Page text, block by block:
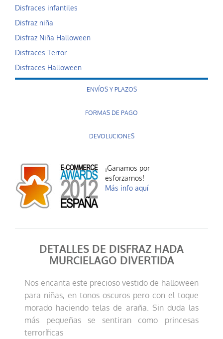
Disfraces infantiles
Disfraz niña
Disfraz Niña Halloween
Disfraces Terror
Disfraces Halloween
ENVÍOS Y PLAZOS
FORMAS DE PAGO
DEVOLUCIONES
¡Ganamos por
esforzarnos!
Más info aquí
DETALLES DE DISFRAZ HADA
MURCIELAGO DIVERTIDA
Nos encanta este precioso vestido de halloween
para niñas, en tonos oscuros pero con el toque
morado haciendo telas de araña. Sin duda las
más pequeñas se sentiran como princesas
terroríficas